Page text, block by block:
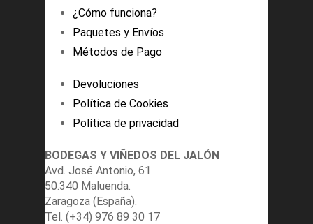
¿Cómo funciona?
Paquetes y Envíos
Métodos de Pago
Devoluciones
Política de Cookies
Política de privacidad
BODEGAS Y VIÑEDOS DEL JALÓN
Avd. José Antonio, 61
50.340 Maluenda.
Zaragoza (España).
Tel. (+34) 976 89 30 17